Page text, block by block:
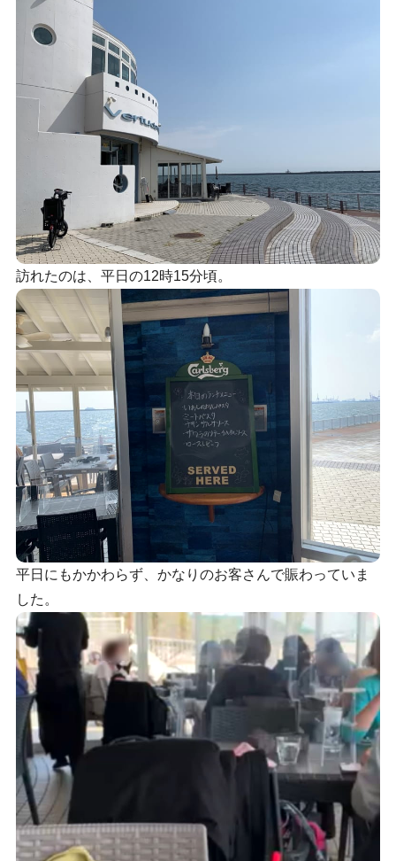
訪れたのは、平日の12時15分頃。
平日にもかかわらず、かなりのお客さんで賑わっていま
した。